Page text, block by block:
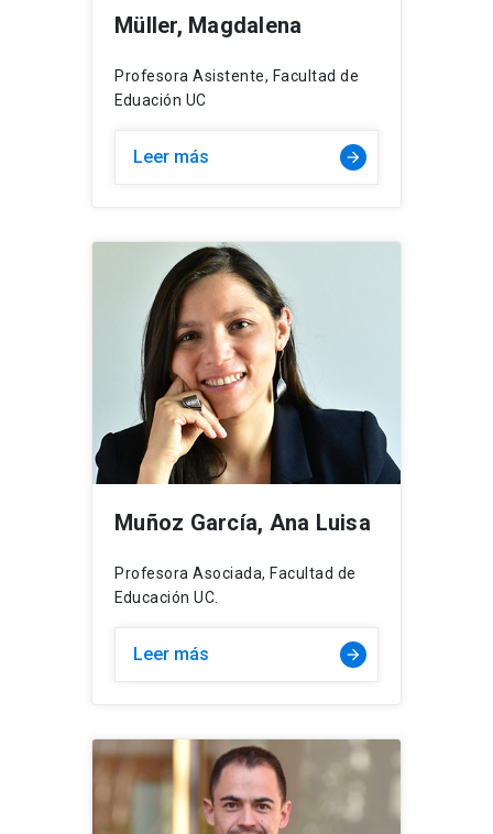
Müller, Magdalena
Profesora Asistente, Facultad de
Eduación UC
Leer más
Muñoz García, Ana Luisa
Profesora Asociada, Facultad de
Educación UC.
Leer más